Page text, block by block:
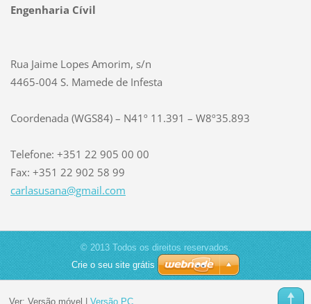
Engenharia Cívil
Rua Jaime Lopes Amorim, s/n
4465-004 S. Mamede de Infesta
Coordenada (WGS84) – N41º 11.391 – W8º35.893
Telefone: +351 22 905 00 00
Fax: +351 22 902 58 99
carlasusana@gmail.com
© 2013 Todos os direitos reservados.
Crie o seu site grátis
Ver: Versão móvel | Versão PC